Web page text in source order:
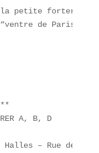
petite
de Paris”
RER A, B, D
Halles – Rue de